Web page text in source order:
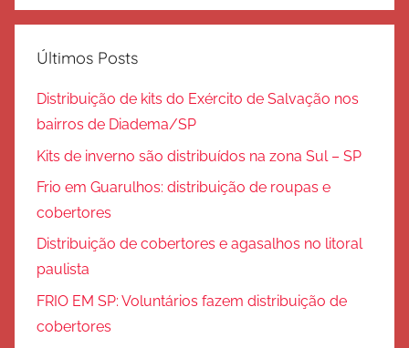
Últimos Posts
Distribuição de kits do Exército de Salvação nos
bairros de Diadema/SP
Kits de inverno são distribuídos na zona Sul – SP
Frio em Guarulhos: distribuição de roupas e
cobertores
Distribuição de cobertores e agasalhos no litoral
paulista
FRIO EM SP: Voluntários fazem distribuição de
cobertores